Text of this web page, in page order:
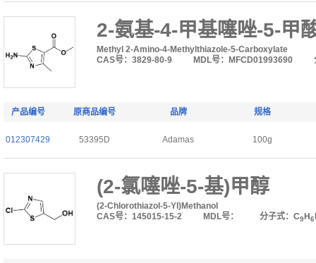
2-氨基-4-甲基噻唑-5-甲
Methyl 2-Amino-4-Methylthiazole-5-Carboxylate
CAS号：3829-80-9
MDL号：MFCD01993690
产品编号 原商品编号 品牌 规格
012307429 53395D Adamas 100g
(2-氯噻唑-5-基)甲醇
(2-Chlorothiazol-5-Yl)Methanol
CAS号：145015-15-2
MDL号： 分子式：C9 H 6